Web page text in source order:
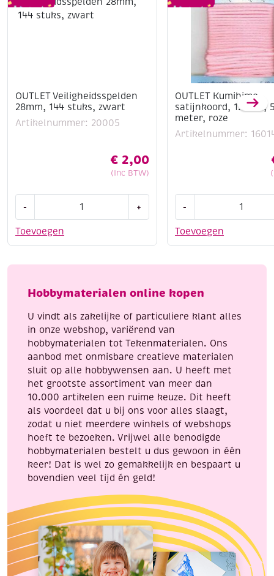
OUTLET Veiligheidsspelden
28mm, 144 stuks, zwart
Artikelnummer: 20005
€ 2,00
(Inc BTW)
Toevoegen
-
Veiligheidsspelden
28mm,
zwart
+
OUTLET Kumihimo
satijnkoord, 1.5mm,
meter, roze
Artikelnummer:
Toevoegen
-
satijnkoord,
meter,
aantal
Hobbymaterialen online kopen
U vindt als zakelijke of particuliere klant alles
in onze webshop, variërend van
hobbymaterialen tot Tekenmaterialen. Ons
aanbod met onmisbare creatieve materialen
sluit op alle hobbywensen aan. U heeft met
het grootste assortiment van meer dan
10.000 artikelen een ruime keuze. Dit heeft
als voordeel dat u bij ons voor alles slaagt,
zodat u niet meerdere winkels of webshops
hoeft te bezoeken. Vrijwel alle benodigde
hobbymaterialen bestelt u dus gewoon in één
keer! Dat is wel zo gemakkelijk en bespaart u
bovendien veel tijd én geld!